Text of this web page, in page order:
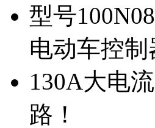
型号
电动车控制
130A大电
路！